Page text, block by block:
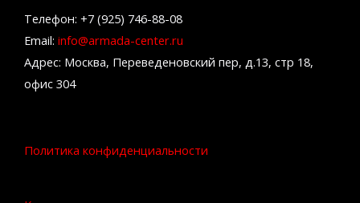
Телефон: +7 (925) 746-88-08
Email: info@armada-center.ru
Адрес: Москва, Переведеновский пер, д.13, стр 18,
офис 304
Политика конфиденциальности